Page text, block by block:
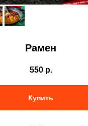
Рамен
550 р.
Купить